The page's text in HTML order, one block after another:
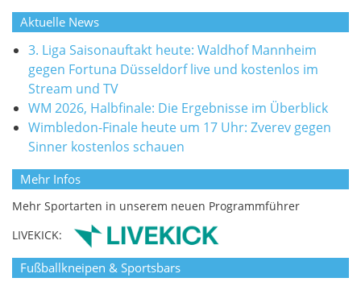
Aktuelle News
3. Liga Saisonauftakt heute: Waldhof Mannheim
gegen Fortuna Düsseldorf live und kostenlos im
Stream und TV
WM 2026, Halbfinale: Die Ergebnisse im Überblick
Wimbledon-Finale heute um 17 Uhr: Zverev gegen
Sinner kostenlos schauen
Mehr Infos
Mehr Sportarten in unserem neuen Programmführer
LIVEKICK:
Fußballkneipen & Sportsbars